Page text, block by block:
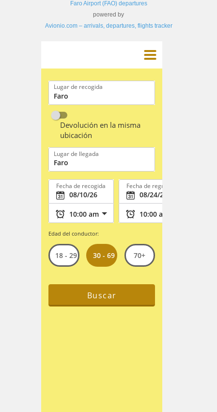
Faro Airport (FAO) departures
powered by
Avionio.com – arrivals, departures, flights tracker
Lugar de recogida
Devolución en la misma
ubicación
Lugar de llegada
Fecha de recogida Fecha de regreso
Edad del conductor:
18 - 29 30 - 69 70+
Buscar